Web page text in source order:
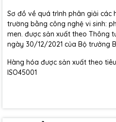
Sơ đồ về quá trình phân giải các
trường bằng công nghệ vi sinh:
men. được sản xuất theo Thông
ngày 30/12/2021 của Bộ trưởng
Hàng hóa được sản xuất theo tiêu
ISO45001